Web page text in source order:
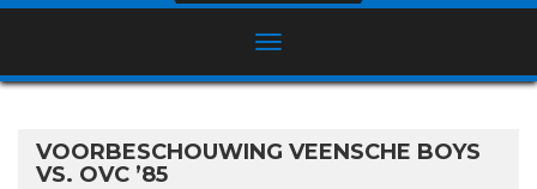
VOORBESCHOUWING VEENSCHE BOYS
VS. OVC ’85